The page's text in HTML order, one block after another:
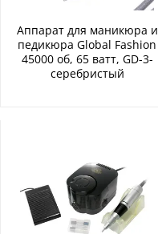
Аппарат для маникюра и
педикюра Global Fashion
45000 об, 65 ватт, GD-3-
серебристый